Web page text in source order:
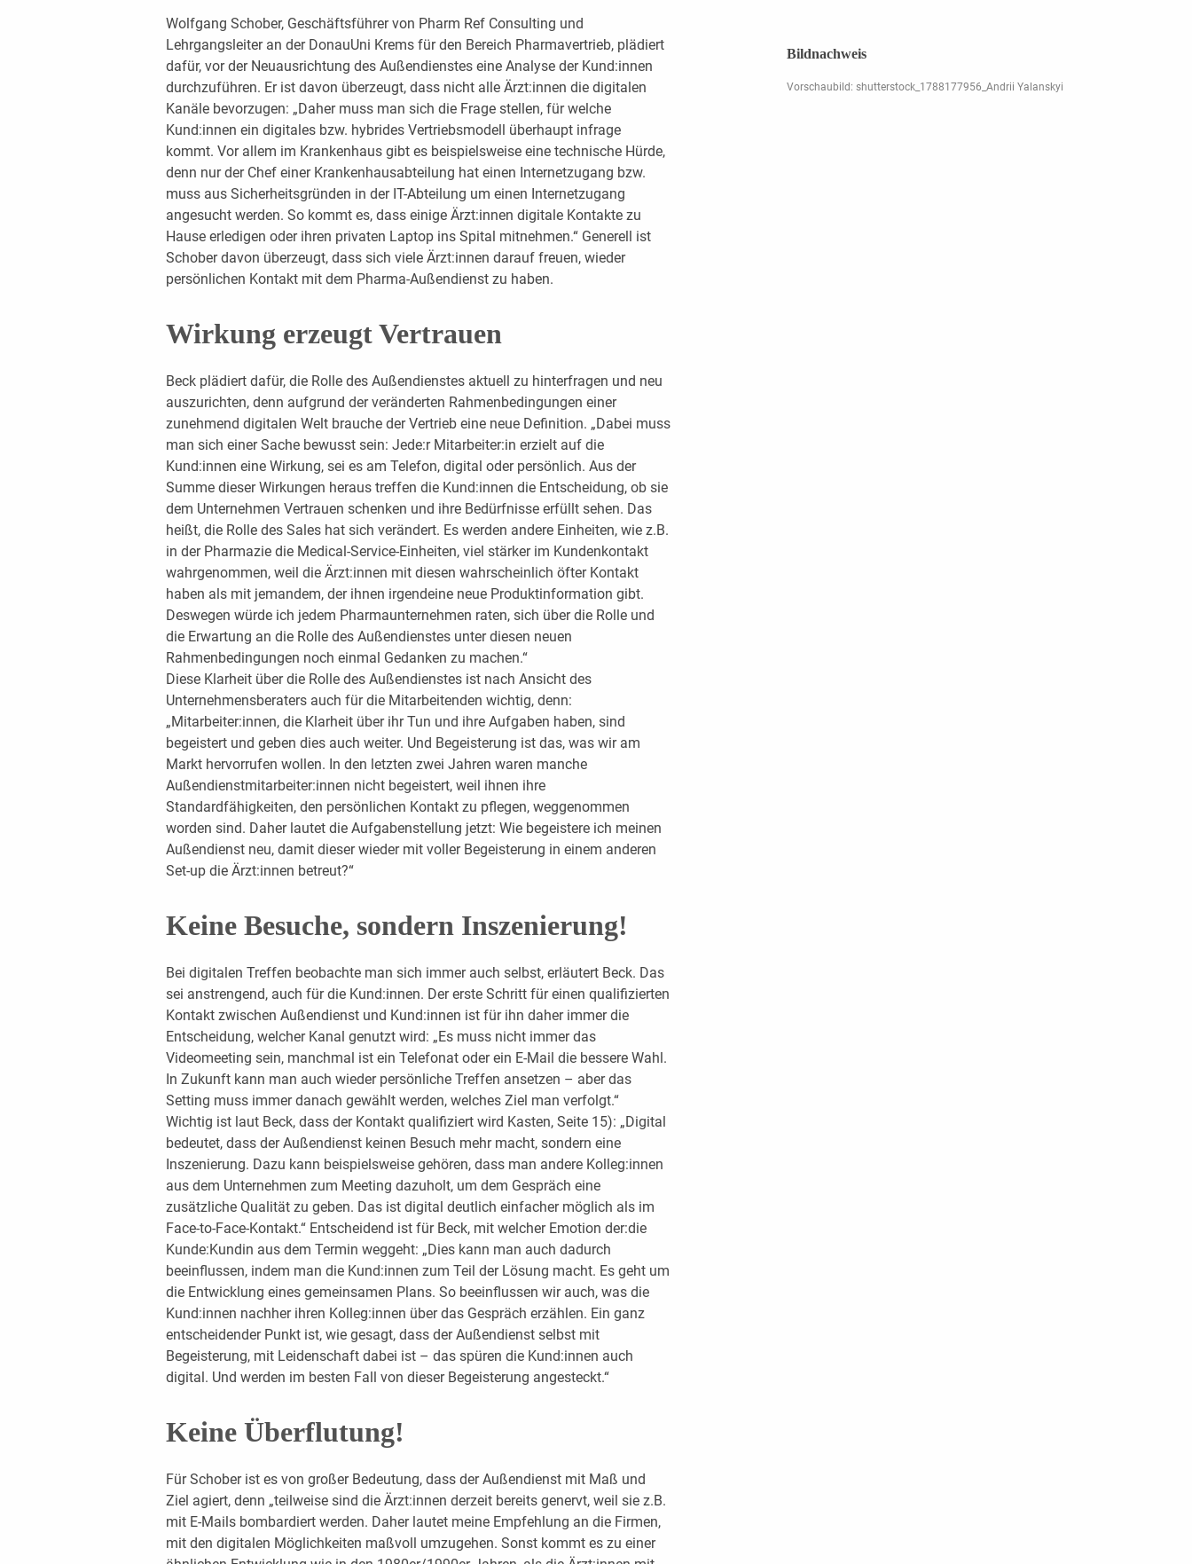
Wolfgang Schober, Geschäftsführer von Pharm Ref Consulting und
Lehrgangsleiter an der DonauUni Krems für den Bereich Pharmavertrieb, plädiert
dafür, vor der Neuausrichtung des Außendienstes eine Analyse der Kund:innen
durchzuführen. Er ist davon überzeugt, dass nicht alle Ärzt:innen die digitalen
Kanäle bevorzugen: „Daher muss man sich die Frage stellen, für welche
Kund:innen ein digitales bzw. hybrides Vertriebsmodell überhaupt infrage
kommt. Vor allem im Krankenhaus gibt es beispielsweise eine technische Hürde,
denn nur der Chef einer Krankenhausabteilung hat einen Internetzugang bzw.
muss aus Sicherheitsgründen in der IT-Abteilung um einen Internetzugang
angesucht werden. So kommt es, dass einige Ärzt:innen digitale Kontakte zu
Hause erledigen oder ihren privaten Laptop ins Spital mitnehmen.“ Generell ist
Schober davon überzeugt, dass sich viele Ärzt:innen darauf freuen, wieder
persönlichen Kontakt mit dem Pharma-Außendienst zu haben.
Wirkung erzeugt Vertrauen
Beck plädiert dafür, die Rolle des Außendienstes aktuell zu hinterfragen und neu
auszurichten, denn aufgrund der veränderten Rahmenbedingungen einer
zunehmend digitalen Welt brauche der Vertrieb eine neue Definition. „Dabei muss
man sich einer Sache bewusst sein: Jede:r Mitarbeiter:in erzielt auf die
Kund:innen eine Wirkung, sei es am Telefon, digital oder persönlich. Aus der
Summe dieser Wirkungen heraus treffen die Kund:innen die Entscheidung, ob sie
dem Unternehmen Vertrauen schenken und ihre Bedürfnisse erfüllt sehen. Das
heißt, die Rolle des Sales hat sich verändert. Es werden andere Einheiten, wie z.B.
in der Pharmazie die Medical-Service-Einheiten, viel stärker im Kundenkontakt
wahrgenommen, weil die Ärzt:innen mit diesen wahrscheinlich öfter Kontakt
haben als mit jemandem, der ihnen irgendeine neue Produktinformation gibt.
Deswegen würde ich jedem Pharmaunternehmen raten, sich über die Rolle und
die Erwartung an die Rolle des Außendienstes unter diesen neuen
Rahmenbedingungen noch einmal Gedanken zu machen.“
Diese Klarheit über die Rolle des Außendienstes ist nach Ansicht des
Unternehmensberaters auch für die Mitarbeitenden wichtig, denn:
„Mitarbeiter:innen, die Klarheit über ihr Tun und ihre Aufgaben haben, sind
begeistert und geben dies auch weiter. Und Begeisterung ist das, was wir am
Markt hervorrufen wollen. In den letzten zwei ­Jahren waren manche
Außendienstmitarbeiter:innen nicht begeistert, weil ihnen ihre
Standardfähigkeiten, den persönlichen Kontakt zu pflegen, weggenommen
worden sind. Daher lautet die Aufgabenstellung jetzt: Wie begeistere ich meinen
Außendienst neu, damit dieser wieder mit voller Begeisterung in einem anderen
Set-up die Ärzt:innen betreut?“
Keine Besuche, sondern ­Inszenierung!
Bei digitalen Treffen beobachte man sich immer auch selbst, erläutert Beck. Das
sei anstrengend, auch für die Kund:innen. Der erste Schritt für einen qualifizierten
Kontakt zwischen Außendienst und Kund:innen ist für ihn daher immer die
Entscheidung, welcher Kanal genutzt wird: „Es muss nicht immer das
Videomeeting sein, manchmal ist ein Telefonat oder ein E-Mail die bessere Wahl.
In Zukunft kann man auch wieder persönliche Treffen ansetzen – aber das
Setting muss immer danach gewählt werden, welches Ziel man verfolgt.“
Wichtig ist laut Beck, dass der Kontakt qualifiziert wird Kasten, Seite 15): „Digital
bedeutet, dass der Außendienst keinen Besuch mehr macht, sondern eine
Inszenierung. Dazu kann beispielsweise gehören, dass man andere Kolleg:innen
aus dem Unternehmen zum Meeting dazuholt, um dem Gespräch eine
zusätzliche Qualität zu geben. Das ist digital deutlich einfacher möglich als im
Face-to-Face-Kontakt.“ Entscheidend ist für Beck, mit welcher Emotion der:die
Kunde:Kundin aus dem Termin weggeht: „Dies kann man auch dadurch
beeinflussen, indem man die Kund:innen zum Teil der Lösung macht. Es geht um
die Entwicklung eines gemeinsamen Plans. So beeinflussen wir auch, was die
Kund:innen nachher ihren Kolleg:innen über das Gespräch erzählen. Ein ganz
entscheidender Punkt ist, wie gesagt, dass der Außendienst selbst mit
Begeisterung, mit Leidenschaft dabei ist – das spüren die Kund:innen auch
digital. Und werden im besten Fall von dieser Begeisterung angesteckt.“
Keine Überflutung!
Für Schober ist es von großer Bedeutung, dass der Außendienst mit Maß und
Ziel agiert, denn „teilweise sind die Ärzt:innen derzeit bereits genervt, weil sie z.B.
mit E-Mails bombardiert werden. Daher lautet meine Empfehlung an die Firmen,
mit den digitalen Möglichkeiten maßvoll umzugehen. Sonst kommt es zu einer
Bildnachweis
Vorschaubild: shutterstock_1788177956_Andrii Yalanskyi